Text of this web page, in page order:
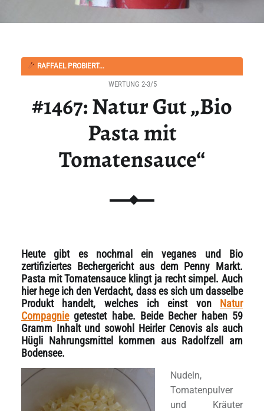
RAFFAEL PROBIERT...
#1467: Natur Gut „Bio
Pasta mit
Tomatensauce“
WERTUNG 2-3/5
Heute gibt es nochmal ein veganes und Bio
zertifiziertes Bechergericht aus dem Penny Markt.
Pasta mit Tomatensauce klingt ja recht simpel. Auch
hier hege ich den Verdacht, dass es sich um dasselbe
Produkt handelt, welches ich einst von Natur
Compagniegetestet habe. Beide Becher haben 59
Gramm Inhalt und sowohl Heirler Cenovis als auch
Hügli Nahrungsmittel kommen aus Radolfzell am
Bodensee.
Nudeln,
Tomatenpulver
und Kräuter